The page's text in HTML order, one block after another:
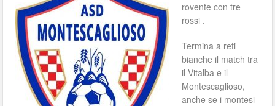
rovente con tre
rossi .
Termina a reti
bianche il match tra
il Vitalba e il
Montescaglioso,
anche se i montesi